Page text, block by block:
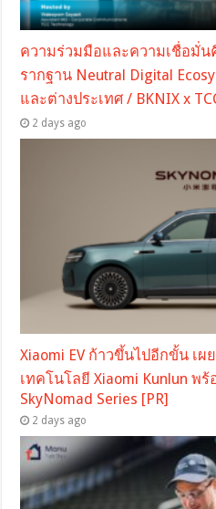
ความร่วมมือและความเชื่อมั่
รากฐาน Neutral Digital
และต่างประเทศ / BKNIX x
2 days ago
Xiaomi EV ก้าวขึ้นไปอีกขั้น เ
เทคโนโลยี Xiaomi Kunlun พ
SkyNomad Series [PR]
2 days ago